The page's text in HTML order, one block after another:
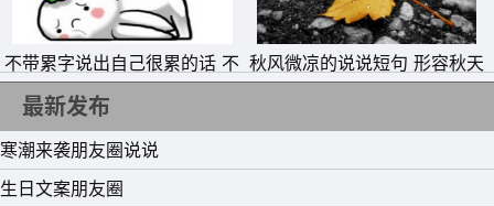
20、别人稍微注意你，你就敞开心扉。你以为这是坦率，
其实这是孤独。
21、你是我跑到气喘也没赶上的班车，嘴馋很久却没尝到的
小吃，突然惊醒后没做完的美梦，期待已久却没看完的电
影，总归是遗憾的事。
不带累字说出自己很累的话 不
带累字表达自己累的句子
秋风微凉的说说短句 形容秋天
的秋风的唯美句子
最新发布
寒潮来袭朋友圈说说
生日文案朋友圈